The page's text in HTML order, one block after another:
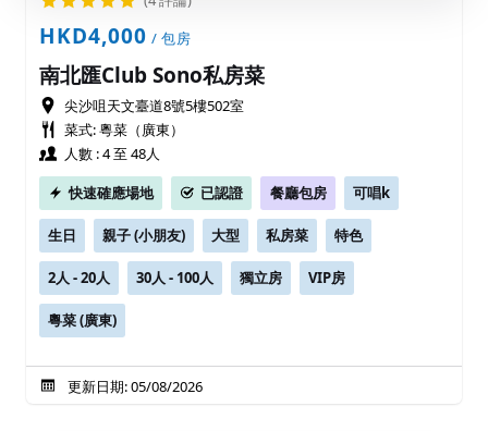
HKD4,000 / 包房
南北匯Club Sono私房菜
尖沙咀天文臺道8號5樓502室
菜式: 粵菜（廣東）
人數 : 4 至 48人
快速確應場地
已認證 餐廳包房 可唱k
生日 親子 (小朋友) 大型 私房菜 特色
2人 - 20人 30人 - 100人 獨立房 VIP房
粵菜 (廣東)
更新日期: 05/08/2026